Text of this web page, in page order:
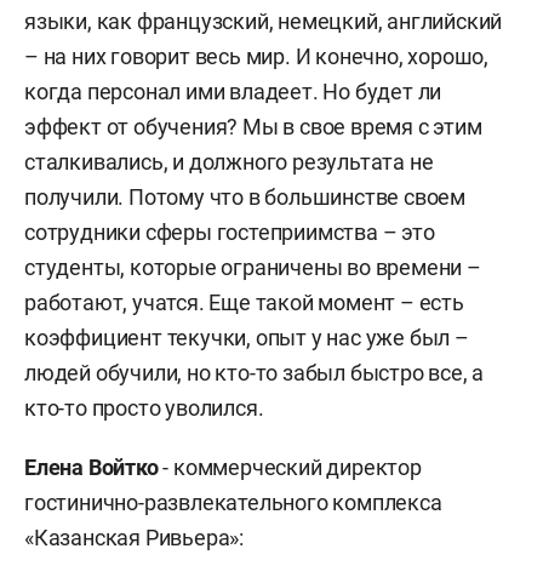
языки, как французский, немецкий, английский
– на них говорит весь мир. И конечно, хорошо,
когда персонал ими владеет. Но будет ли
эффект от обучения? Мы в свое время с этим
сталкивались, и должного результата не
получили. Потому что в большинстве своем
сотрудники сферы гостеприимства – это
студенты, которые ограничены во времени –
работают, учатся. Еще такой момент – есть
коэффициент текучки, опыт у нас уже был –
людей обучили, но кто-то забыл быстро все, а
кто-то просто уволился.
Елена Войтко- коммерческий директор
гостинично-развлекательного комплекса
«Казанская Ривьера»: